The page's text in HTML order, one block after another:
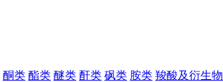
酮类 酯类 醚类 酐类 砜类 胺类 羧酸及衍生物